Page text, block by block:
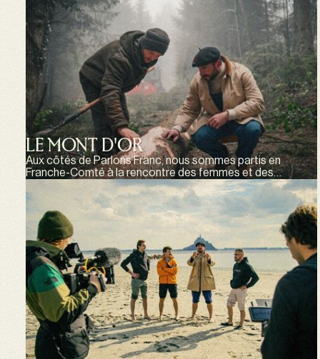
LE MONT D'OR
Aux côtés de Parlons Franc, nous sommes partis en
Franche-Comté à la rencontre des femmes et des
hommes qui donnent naissance au Mont d’Or.